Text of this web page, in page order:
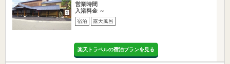
営業時間
入浴料金 ～
宿泊 露天風呂
楽天トラベルの宿泊プランを見る